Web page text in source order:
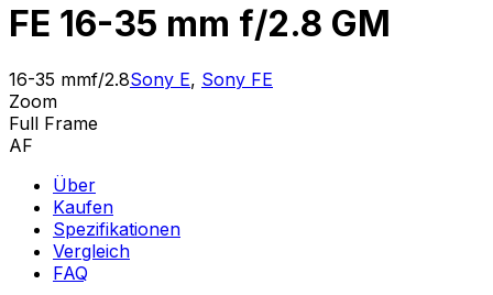
FE 16-35 mm f/2.8 GM
16-35 mmf/2.8Sony E, Sony FE
Zoom
Full Frame
AF
Über
Kaufen
Spezifikationen
Vergleich
FAQ